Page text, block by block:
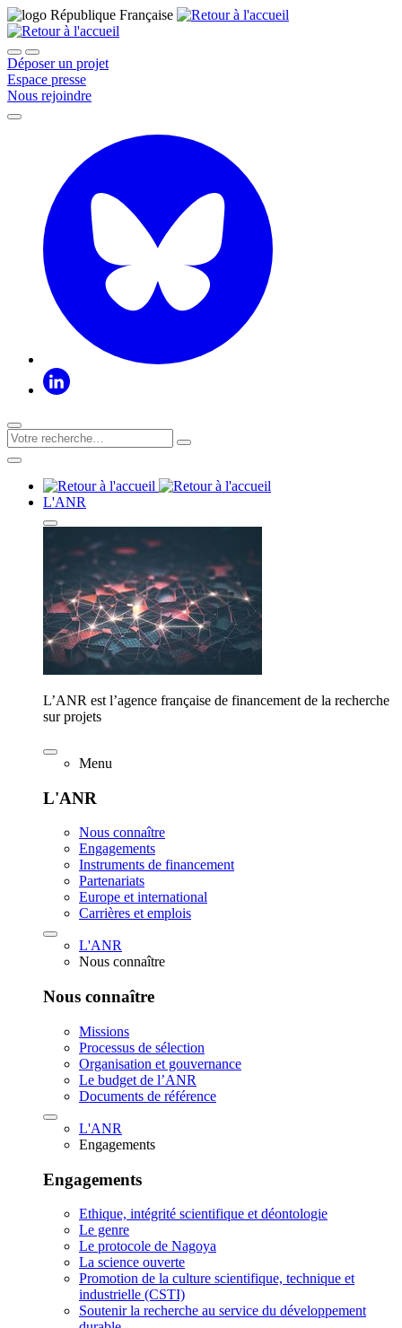
Déposer un projet
Espace presse
Nous rejoindre
L'ANR
L’ANR est l’agence française de financement de la recherche
sur projets
Menu
L'ANR
Nous connaître
Engagements
Instruments de financement
Partenariats
Europe et international
Carrières et emplois
L'ANR
Nous connaître
Nous connaître
Missions
Processus de sélection
Organisation et gouvernance
Le budget de l’ANR
Documents de référence
L'ANR
Engagements
Engagements
Ethique, intégrité scientifique et déontologie
Le genre
Le protocole de Nagoya
La science ouverte
Promotion de la culture scientifique, technique et
industrielle (CSTI)
Soutenir la recherche au service du développement